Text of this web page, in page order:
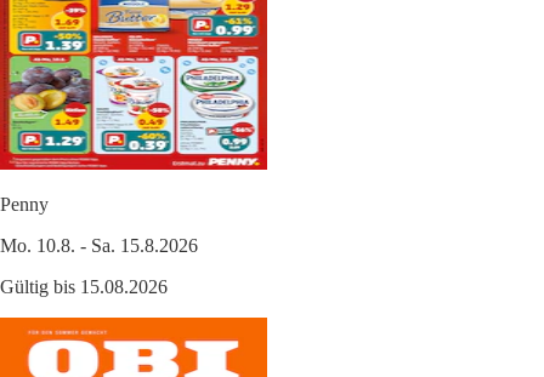
Penny
Mo. 10.8. - Sa. 15.8.2026
Gültig bis 15.08.2026